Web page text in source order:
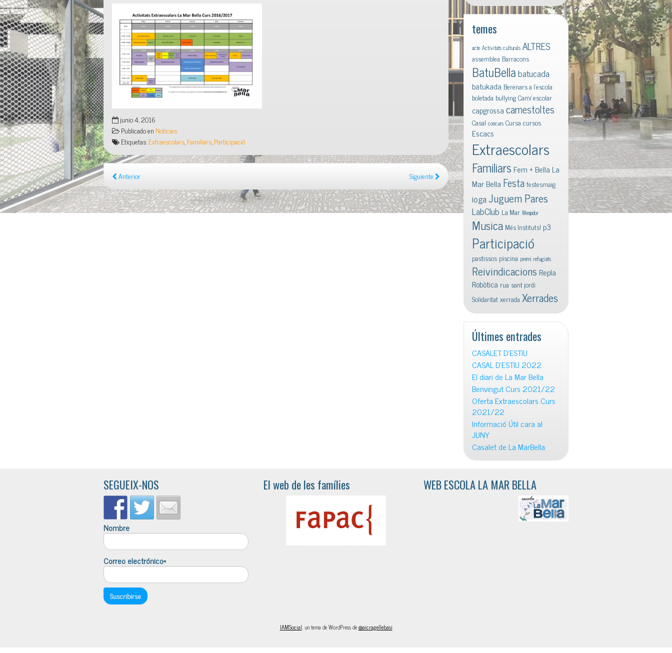
junio 4, 2016
Publicado en Noticies
Etiquetas:Extraescolars,Familiars,Participació
Anterior Siguiente
temes
acte Activitats culturals ALTRES
assemblea Barracons
BatuBellabatucada
batukada Berenars a l'escola
boletada bullyingCamí escolar
capgrossacarnestoltes
Casal concurs Cursa cursos
Escacs
Extraescolars
Familiars Fem + Bella La
Mar Bella Festafestesmaig
iogaJuguem Pares
LabClub La Mar Menjador
Musica Més Instituts! p3
Participació
pastissos piscina premi refugiats
Reivindicacions Repla
Robòtica rua sant jordi
Solidaritatxerrada Xerrades
Últimes entrades
CASALET D’ESTIU
CASAL D’ESTIU 2022
El diari de La Mar Bella
Benvingut Curs 2021/22
Oferta Extraescolars Curs
2021/22
Informació Útil cara al
JUNY
Casalet de La MarBella
SEGUEIX-NOS
Nombre
Correo electrónico*
El web de les famílies WEB ESCOLA LA MAR BELLA
IAMSocial, un tema de WordPress de@aicragellebasi